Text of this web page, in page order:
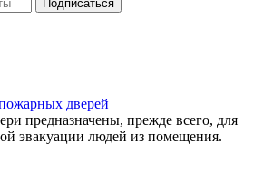
дверей
предназначены, прежде всего, для
эвакуации людей из помещения.